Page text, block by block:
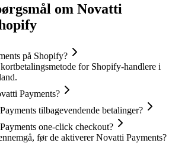
om Novatti
på Shopify?
for Shopify-handlere i
Payments?
tilbagevendende betalinger?
one-click checkout?
før de aktiverer Novatti Payments?